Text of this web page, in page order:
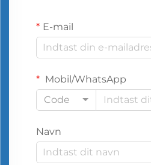
E-mail
Mobil/WhatsApp
Code
Navn